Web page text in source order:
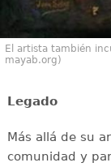
El artista también
mayab.org)
Legado
Más allá de su
comunidad y